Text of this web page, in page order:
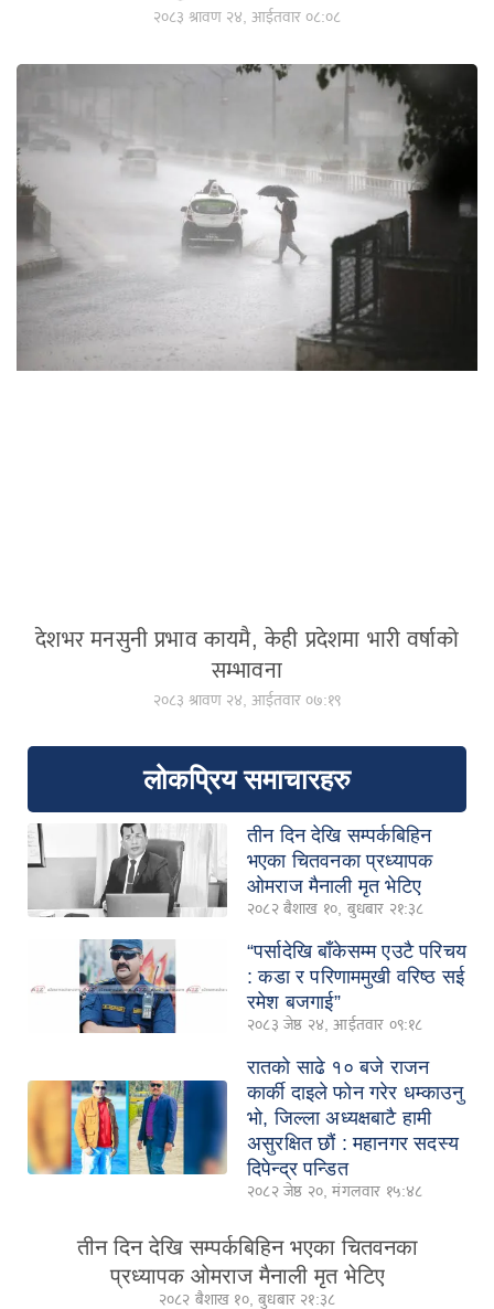
२०८३ श्रावण २४, आईतवार ०८:०८
देशभर मनसुनी प्रभाव कायमै, केही प्रदेशमा भारी वर्षाको
सम्भावना
२०८३ श्रावण २४, आईतवार ०७:१९
लोकप्रिय समाचारहरु
तीन दिन देखि सम्पर्कबिहिन
भएका चितवनका प्रध्यापक
ओमराज मैनाली मृत भेटिए
२०८२ बैशाख १०, बुधबार २१:३८
“पर्सादेखि बाँकेसम्म एउटै परिचय
: कडा र परिणाममुखी वरिष्ठ सई
रमेश बजगाई”
२०८३ जेष्ठ २४, आईतवार ०९:१८
रातको साढे १० बजे राजन
कार्की दाइले फोन गरेर धम्काउनु
भो, जिल्ला अध्यक्षबाटै हामी
असुरक्षित छौं : महानगर सदस्य
दिपेन्द्र पन्डित
२०८२ जेष्ठ २०, मंगलवार १५:४८
तीन दिन देखि सम्पर्कबिहिन भएका चितवनका
प्रध्यापक ओमराज मैनाली मृत भेटिए
२०८२ बैशाख १०, बुधबार २१:३८